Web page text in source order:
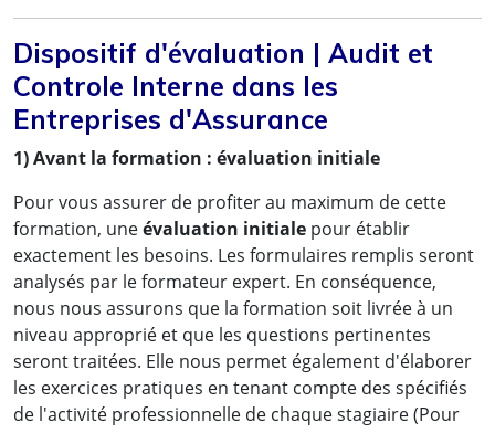
Dispositif d'évaluation | Audit et
Controle Interne dans les
Entreprises d'Assurance
1) Avant la formation : évaluation initiale
Pour vous assurer de profiter au maximum de cette
formation, uneévaluation initiale pour établir
exactement les besoins. Les formulaires remplis seront
analysés par le formateur expert. En conséquence,
nous nous assurons que la formation soit livrée à un
niveau approprié et que les questions pertinentes
seront traitées. Elle nous permet également d'élaborer
les exercices pratiques en tenant compte des spécifiés
de l'activité professionnelle de chaque stagiaire (Pour
m'a donnée les outils nécessaires pour
auditer nos contrats existants, et surtout les
outils pour une bonne négociation avec nos
assureurs et une réorientation des
discussions qu'on aura désormais avec nos
assureurs. On sera désormais plus exigeants
et on va certainement améliorer la couverture
de nos différents risques»
Mme Linda Epossi , Attachée de Direction
NOUBRU HOLDING